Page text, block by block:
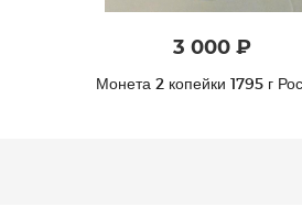
копейки 1795 г Россия